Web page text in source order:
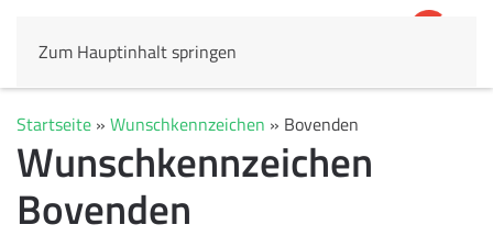
Zum Hauptinhalt springen
Startseite » Wunschkennzeichen » Bovenden
Wunschkennzeichen
Bovenden